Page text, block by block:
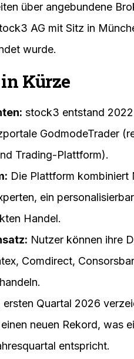
über angebundene
AG mit Sitz in
wurde.
Kürze
stock3 entstand 2022
GodmodeTrader
Trading-Plattform).
Die Plattform kombiniert
ein
Handel.
Nutzer können ihre
Comdirect,
ersten Quartal 2026
neuen Rekord, was
entspricht.